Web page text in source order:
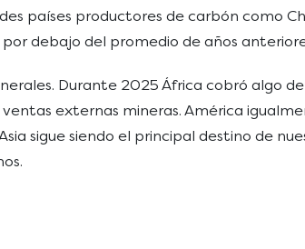
países productores de carbón como
debajo del promedio de años
Durante 2025 África cobró algo
externas mineras. América
sigue siendo el principal destino de